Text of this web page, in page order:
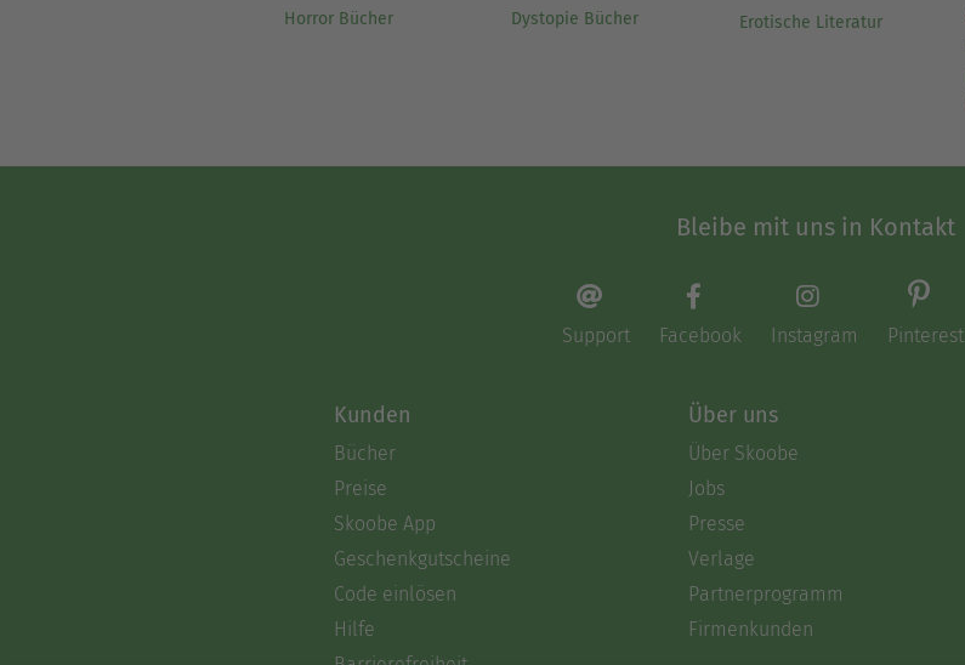
Horror Bücher
Dystopie Bücher
Erotische Literatur
Bleibe mit uns in Kontakt
Support Facebook Instagram Pinterest
Kunden
Bücher
Preise
Skoobe App
Geschenkgutscheine
Code einlösen
Hilfe
Über uns
Über Skoobe
Jobs
Presse
Verlage
Partnerprogramm
Firmenkunden